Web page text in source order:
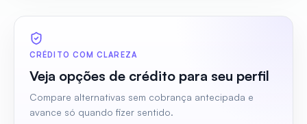
CRÉDITO COM CLAREZA
Veja opções de crédito para seu perfil
Compare alternativas sem cobrança antecipada e
avance só quando fizer sentido.